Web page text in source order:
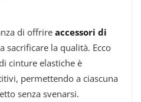
di offrire accessori di
sacrificare la qualità. Ecco
cinture elastiche è
permettendo a ciascuna
senza svenarsi.